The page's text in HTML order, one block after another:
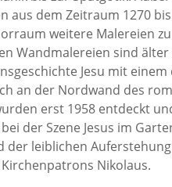
aus dem Zeitraum 1270
weitere Malereien
Wandmalereien sind
Jesu mit
an der Nordwand des
erst 1958 entdeckt
der Szene Jesus im
leiblichen
Nikolaus.